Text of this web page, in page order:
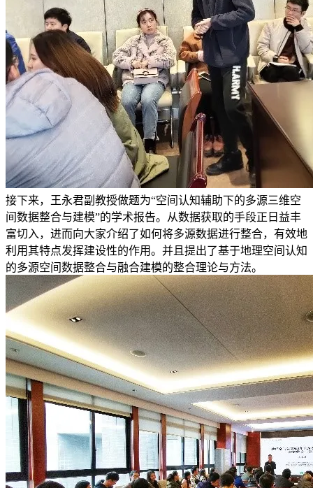
接下来，王永君副教授做题为“空间认知辅助下的多源三维空
间数据整合与建模”的学术报告。从数据获取的手段正日益丰
富切入，进而向大家介绍了如何将多源数据进行整合，有效地
利用其特点发挥建设性的作用。并且提出了基于地理空间认知
的多源空间数据整合与融合建模的整合理论与方法。